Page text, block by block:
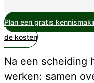
Plan een gratis
de kosten
Na een scheiding
werken: samen